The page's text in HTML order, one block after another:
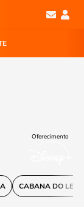
CABANA DO
Oferecimento